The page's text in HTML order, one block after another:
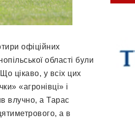
офіційних
області були
цікаво, у всіх цих
«агронівці» і
влучно, а Тарас
а в